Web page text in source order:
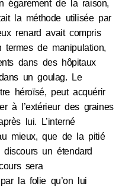
égarement de la raison,
la méthode utilisée par
renard avait compris
termes de manipulation,
dans des hôpitaux
un goulag. Le
héroïsé, peut acquérir
à l’extérieur des graines
lui. L’interné
mieux, que de la pitié
un étendard
sera
la folie qu’on lui